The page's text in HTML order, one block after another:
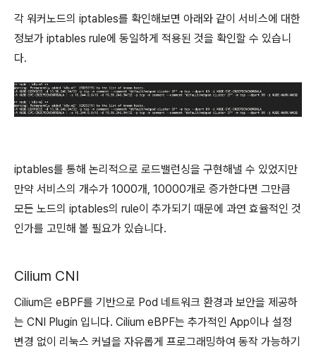
각 워커노드의 iptables를 확인해보면 아래와 같이 서비스에 대한
정보가 iptables rule에 동일하게 적용된 것을 확인할 수 있습니
다.
iptables를 통해 논리적으로 로드밸런싱을 구현해낼 수 있었지만
만약 서비스의 개수가 1000개, 10000개로 증가한다면 그만큼
모든 노드의 iptables의 rule이 추가되기 때문에 과연 효율적인 것
인가를 고민해 볼 필요가 있습니다.
Cilium CNI
Cilium은 eBPF를 기반으로 Pod 네트워크 환경과 보안을 제공하
는 CNI Plugin 입니다. Cilium eBPF는 추가적인 App이나 설정
변경 없이 리눅스 커널을 자유롭게 프로그래밍하여 동작 가능하기